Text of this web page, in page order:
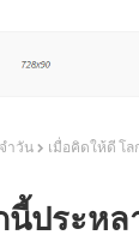
ำวัน
เมื่อคิดให้ดี โ
ประหล